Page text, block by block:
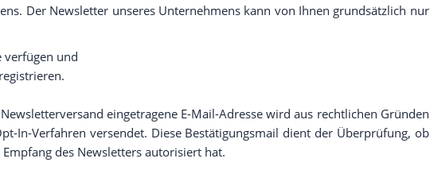
Der Newsletter unseres Unternehmens kann von Ihnen grundsätzlich nur
verfügen und
eingetragene E-Mail-Adresse wird aus rechtlichen Gründen
In-Verfahren versendet. Diese Bestätigungsmail dient der Überprüfung, ob
des Newsletters autorisiert hat.